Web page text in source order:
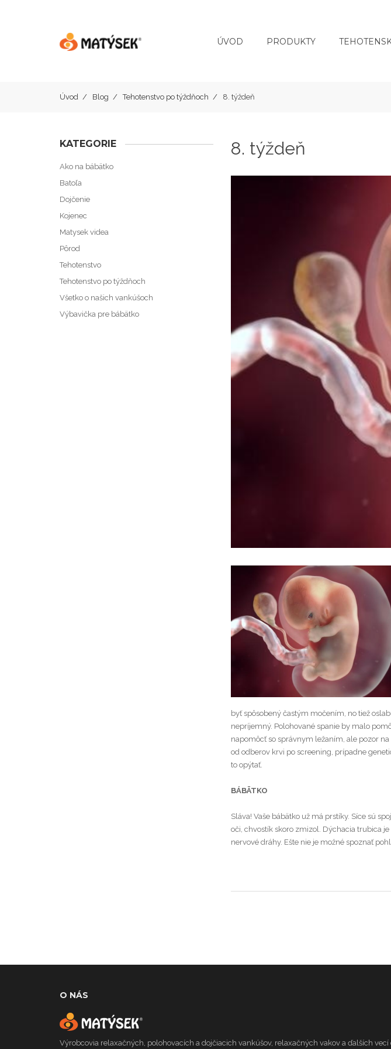
ÚVOD PRODUKTY
Úvod Blog Tehotenstvo po týždňoch 8. týždeň
KATEGORIE
Ako na bábätko
Batoľa
Dojčenie
Kojenec
Matysek videa
Pôrod
Tehotenstvo
Tehotenstvo po týždňoch
Všetko o našich vankúšoch
Výbavička pre bábätko
8. týždeň
byť spôsobený častým močením, no tiež
nepríjemný. Polohované spanie by malo
napomôcť so správnym ležaním, ale pozor
od odberov krvi po screening, prípadne
to opýtať.
BÁBÄTKO
Sláva! Vaše bábätko už má prstíky. Síce sú
oči, chvostík skoro zmizol. Dýchacia trubica
nervové dráhy. Ešte nie je možné spoznať
O NÁS
Výrobcovia relaxačných, polohovacích a dojčiacich vankúšov, relaxačných vakov a ďalších